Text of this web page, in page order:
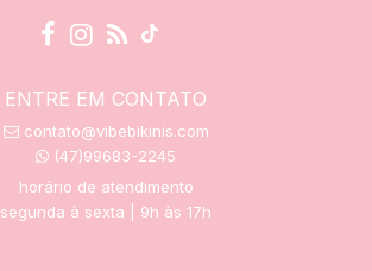
ENTRE EM CONTATO
contato@vibebikinis.com
(47)99683-2245
horário de atendimento
segunda à sexta | 9h às 17h